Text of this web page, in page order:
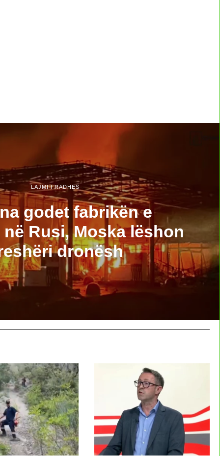
LAJMI I RADHËS
godet fabrikën e
Rusi, Moska lëshon
dronësh